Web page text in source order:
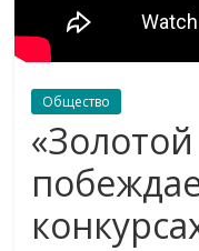
Общество